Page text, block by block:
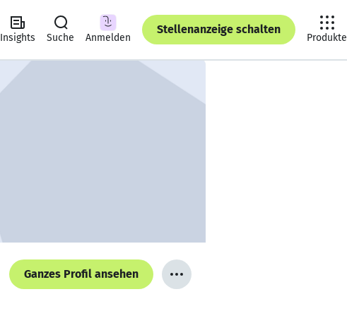
Insights Suche Anmelden
Stellenanzeige schalten
Produkte
Ganzes Profil ansehen